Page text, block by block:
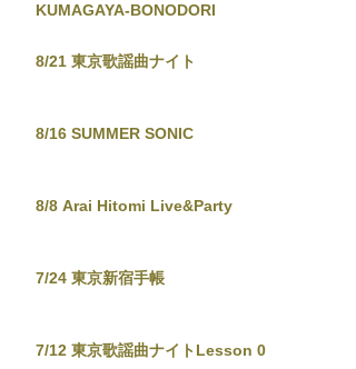
KUMAGAYA-BONODORI
8/21 東京歌謡曲ナイト
8/16 SUMMER SONIC
8/8 Arai Hitomi Live&Party
7/24 東京新宿手帳
7/12 東京歌謡曲ナイトLesson 0